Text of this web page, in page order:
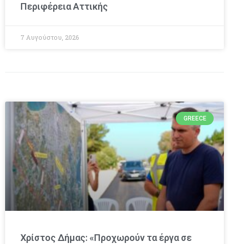
Περιφέρεια Αττικής
7 Αυγούστου, 2026
GREECE
Χρίστος Δήμας: «Προχωρούν τα έργα σε